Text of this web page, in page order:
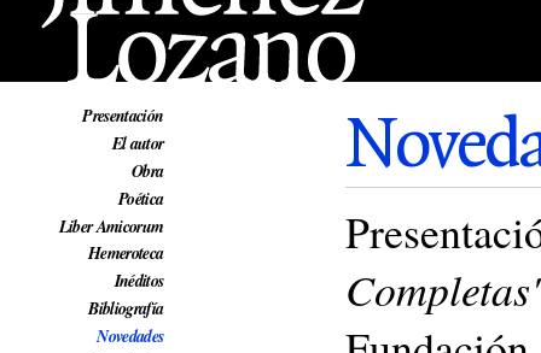
Presentación
El autor
Obra
Poética
Liber Amicorum
Hemeroteca
Inéditos
Bibliografía
Novedades